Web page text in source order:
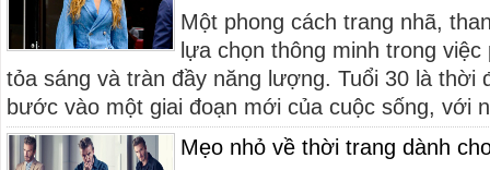
Một phong cách trang nhã,
lựa chọn thông minh trong
tỏa sáng và tràn đầy năng lượng. Tuổi 30 là thời
bước vào một giai đoạn mới của cuộc sống, với
Mẹo nhỏ về thời trang dành